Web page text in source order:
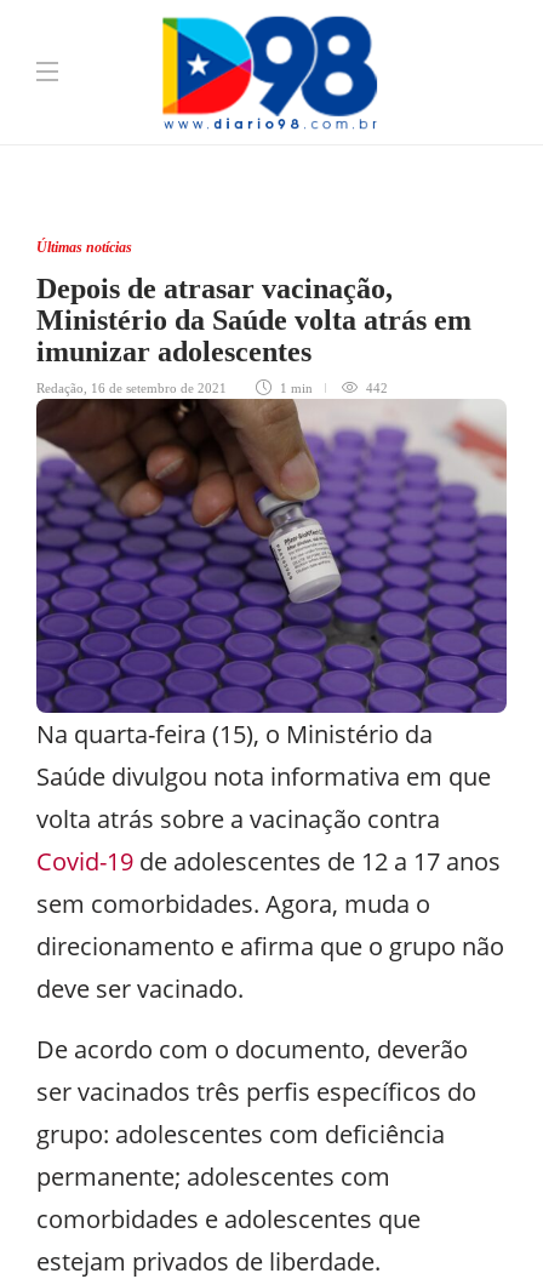
Últimas notícias
Depois de atrasar vacinação,
Ministério da Saúde volta atrás em
imunizar adolescentes
Redação 16 de setembro de 2021 1 min 442
Na quarta-feira (15), o Ministério da
Saúde divulgou nota informativa em que
volta atrás sobre a vacinação contra
Covid-19 de adolescentes de 12 a 17 anos
sem comorbidades. Agora, muda o
direcionamento e afirma que o grupo não
deve ser vacinado.
De acordo com o documento, deverão
ser vacinados três perfis específicos do
grupo: adolescentes com deficiência
permanente; adolescentes com
comorbidades e adolescentes que
estejam privados de liberdade.